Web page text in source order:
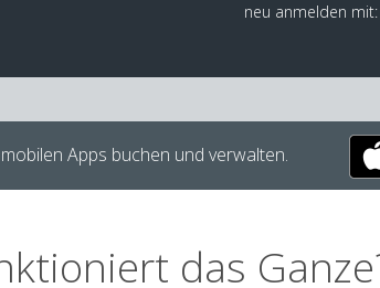
neu anmelden mit:
Apps buchen und verwalten.
das